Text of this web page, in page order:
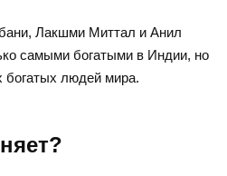
Лакшми Миттал и Анил
самыми богатыми в Индии, но
богатых людей мира.